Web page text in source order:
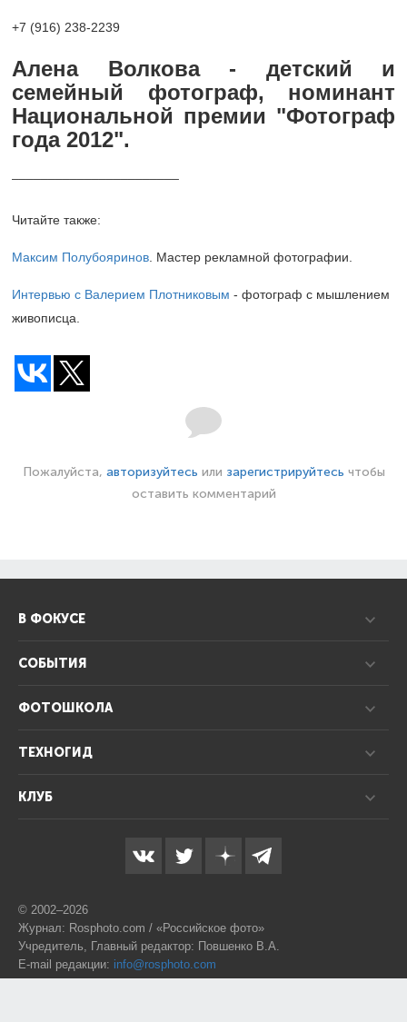
+7 (916) 238-2239
Алена Волкова - детский и
семейный фотограф, номинант
Национальной премии "Фотограф
года 2012".
Читайте также:
Максим Полубояринов . Мастер рекламной фотографии.
Интервью с Валерием Плотниковым - фотограф с мышлением
живописца.
Пожалуйста, авторизуйтесь или зарегистрируйтесь чтобы
оставить комментарий
В ФОКУСЕ
СОБЫТИЯ
ФОТОШКОЛА
ТЕХНОГИД
КЛУБ
© 2002–2026
Журнал: Rosphoto.com / «Российское фото»
Учредитель, Главный редактор: Повшенко В.А.
E-mail редакции: info@rosphoto.com